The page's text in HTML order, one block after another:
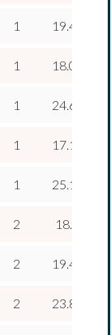
1 19.48 m
1 18.01 m
1 24.63 m
1 17.12 m
1 25.12 m
2 18.1 m
2 19.48 m
2 23.85 m